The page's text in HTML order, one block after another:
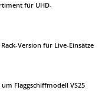
für UHD-
Version für Live-Einsätze
Flaggschiffmodell VS25